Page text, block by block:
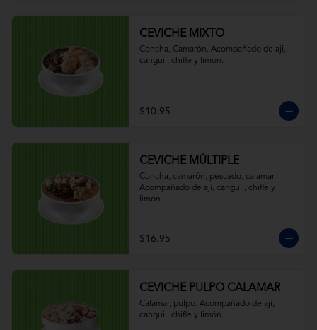
CEVICHE MIXTO
Concha, Camarón. Acompañado de ají,
canguil, chifle y limón.
$10.95
CEVICHE MÚLTIPLE
Concha, camarón, pescado, calamar.
Acompañado de ají, canguil, chifle y
limón.
$16.95
CEVICHE PULPO CALAMAR
Calamar, pulpo. Acompañado de ají,
canguil, chifle y limón.